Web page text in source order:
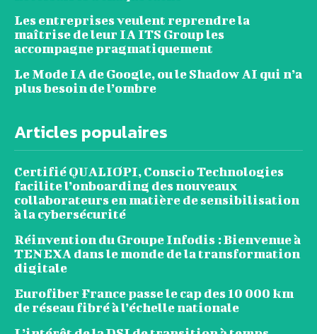
Les entreprises veulent reprendre la
maîtrise de leur IA ITS Group les
accompagne pragmatiquement
Le Mode IA de Google, ou le Shadow AI qui n’a
plus besoin de l’ombre
Articles populaires
Certifié QUALIOPI, Conscio Technologies
facilite l’onboarding des nouveaux
collaborateurs en matière de sensibilisation
à la cybersécurité
Réinvention du Groupe Infodis : Bienvenue à
TENEXA dans le monde de la transformation
digitale
Eurofiber France passe le cap des 10 000 km
de réseau fibré à l’échelle nationale